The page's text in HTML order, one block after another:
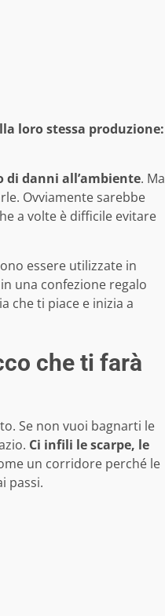
loro stessa produzione:
di danni all’ambiente. Ma
Ovviamente sarebbe
a volte è difficile evitare
essere utilizzate in
una confezione regalo
che ti piace e inizia a
che ti farà
Se non vuoi bagnarti le
Ci infili le scarpe, le
un corridore perché le
passi.